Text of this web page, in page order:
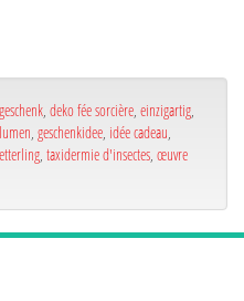
deko fée sorcière einzigartig
geschenkidee idée cadeau
taxidermie d'insectes œuvre